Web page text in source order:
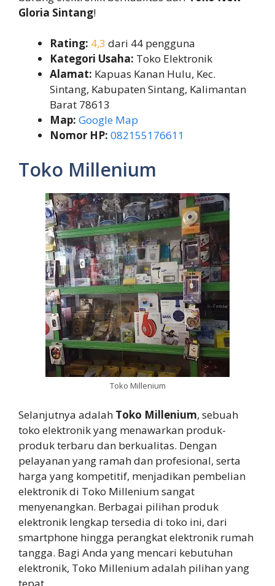
Gloria Sintang!
Rating: 4,3 dari 44 pengguna
Kategori Usaha: Toko Elektronik
Alamat: Kapuas Kanan Hulu, Kec.
Sintang, Kabupaten Sintang, Kalimantan
Barat 78613
Map: Google Map
Nomor HP: 082155176611
Toko Millenium
Toko Millenium
Selanjutnya adalah Toko Millenium, sebuah
toko elektronik yang menawarkan produk-
produk terbaru dan berkualitas. Dengan
pelayanan yang ramah dan profesional, serta
harga yang kompetitif, menjadikan pembelian
elektronik di Toko Millenium sangat
menyenangkan. Berbagai pilihan produk
elektronik lengkap tersedia di toko ini, dari
smartphone hingga perangkat elektronik rumah
tangga. Bagi Anda yang mencari kebutuhan
elektronik, Toko Millenium adalah pilihan yang